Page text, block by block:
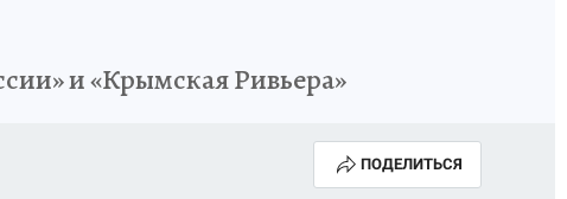
и «Крымская Ривьера»
ПОДЕЛИТЬСЯ